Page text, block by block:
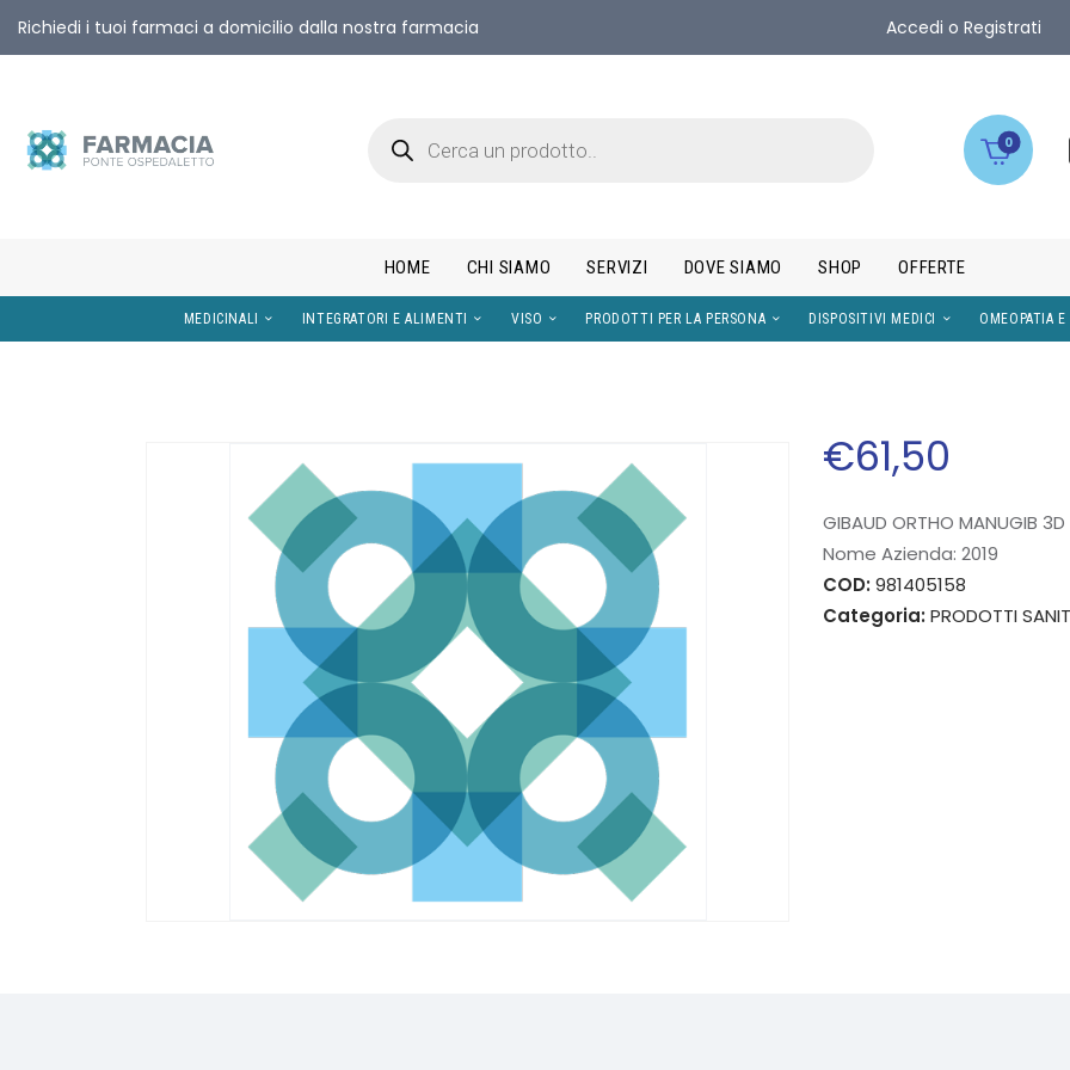
Richiedi i tuoi farmaci a domicilio dalla nostra farmacia Accedi o Registrati
0
HOME CHI SIAMO SERVIZI DOVE SIAMO SHOP OFFERTE
€61,50
GIBAUD ORTHO MANUGIB
Nome Azienda:2019
COD:981405158
Categoria:PRODOTTI